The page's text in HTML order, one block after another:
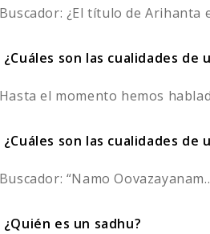
Buscador: ¿El título de Arihanta
¿Cuáles son las cualidades de
Hasta el momento hemos
¿Cuáles son las cualidades de
Buscador: “Namo
¿Quién es un sadhu?